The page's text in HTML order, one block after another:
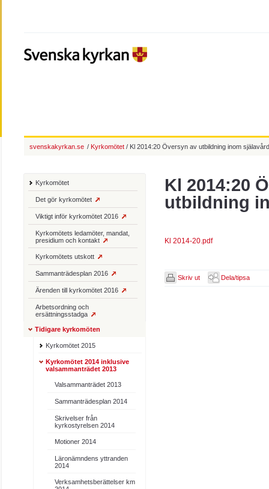
Kl 2014:20
utbildning
Kl 2014-20.pdf
Skriv ut Dela/tipsa
Kyrkomötet
Det gör kyrkomötet
Viktigt inför kyrkomötet 2016
Kyrkomötets ledamöter, mandat,
presidium och kontakt
Kyrkomötets utskott
Sammanträdesplan 2016
Ärenden till kyrkomötet 2016
Arbetsordning och
ersättningsstadga
Tidigare kyrkomöten
Kyrkomötet 2015
Kyrkomötet 2014 inklusive
valsammanträdet 2013
Valsammanträdet 2013
Sammanträdesplan 2014
Skrivelser från
kyrkostyrelsen 2014
Motioner 2014
Läronämndens yttranden
2014
Verksamhetsberättelser km
svenskakyrkan.se / Kyrkomötet / Kl 2014:20 Översyn av utbildning inom själavård